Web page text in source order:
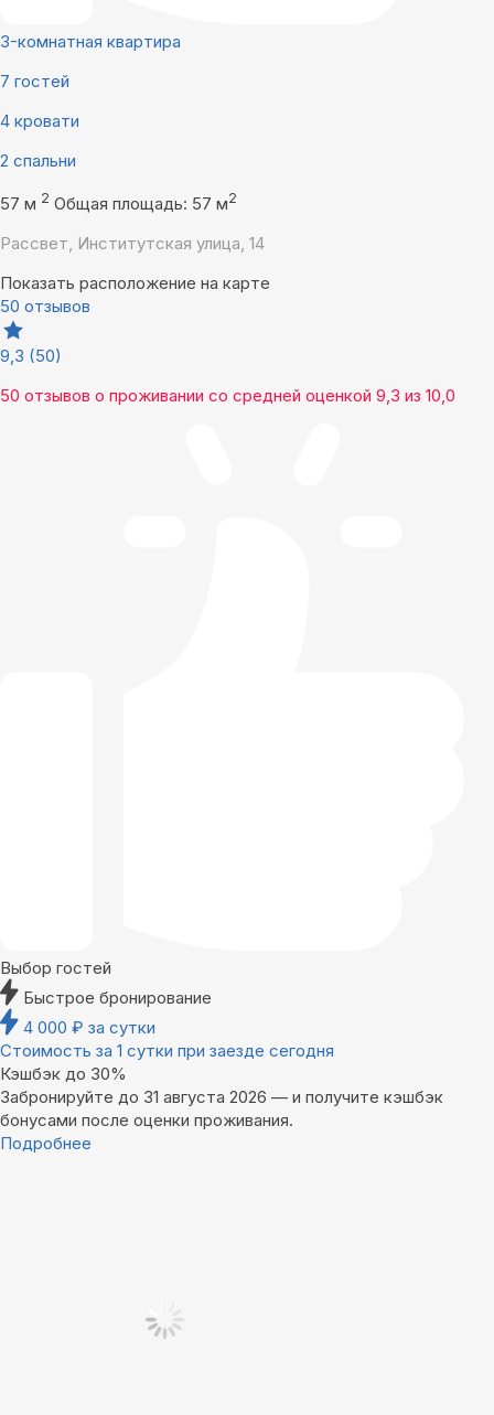
3-комнатная квартира
7 гостей
4 кровати
2 спальни
57 м 2 Общая площадь: 57 м2
Рассвет, Институтская улица, 14
Показать расположение на карте
50 отзывов
9,3 (50)
50 отзывов о проживании со средней оценкой 9,3 из 10,0
Выбор гостей
Быстрое бронирование
4 000 ₽ за сутки
Стоимость за 1 сутки при заезде сегодня
Кэшбэк до 30%
Забронируйте до 31 августа 2026 — и получите кэшбэк
бонусами после оценки проживания.
Подробнее